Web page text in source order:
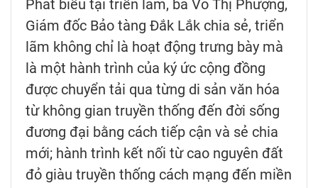
Phát biểu tại triển lãm, bà Võ Thị Phượng,
Giám đốc Bảo tàng Đắk Lắk chia sẻ, triển
lãm không chỉ là hoạt động trưng bày mà
là một hành trình của ký ức cộng đồng
được chuyển tải qua từng di sản văn hóa
từ không gian truyền thống đến đời sống
đương đại bằng cách tiếp cận và sẻ chia
mới; hành trình kết nối từ cao nguyên đất
đỏ giàu truyền thống cách mạng đến miền